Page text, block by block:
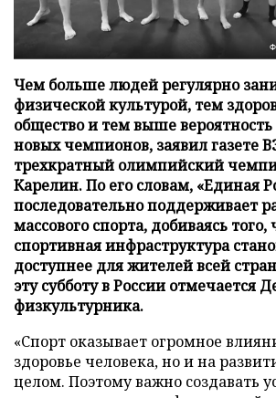
Чем больше людей регулярно
физической культурой, тем
общество и тем выше
новых чемпионов, заявил газете
трехкратный олимпийский
Карелин. По его словам, «Единая
последовательно поддерживает
массового спорта, добиваясь того,
спортивная инфраструктура
доступнее для жителей всей
эту субботу в России отмечается
физкультурника.
«Спорт оказывает огромное
здоровье человека, но и на
целом. Поэтому важно создавать